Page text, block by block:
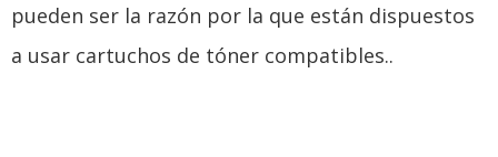
pueden ser la razón por la que están dispuestos
a usar cartuchos de tóner compatibles..